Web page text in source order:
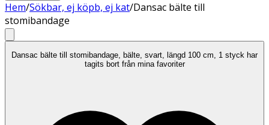
Hem/Sökbar, ej köpb, ej kat/Dansac bälte till
stomibandage
Dansac bälte till stomibandage, bälte, svart, längd 100 cm, 1 styck har
tagits bort från mina favoriter